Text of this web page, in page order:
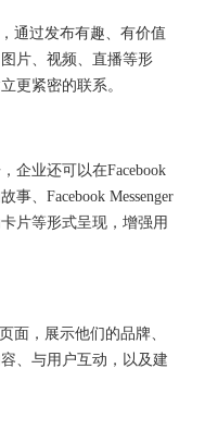
通过发布有趣、有价值
片、视频、直播等形
更紧密的联系。
业还可以在Facebook
事、Facebook Messenger
片等形式呈现，增强用
，展示他们的品牌、
、与用户互动，以及建